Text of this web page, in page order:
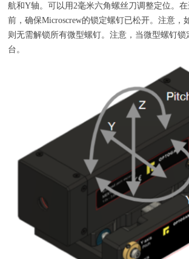
航和Y轴。可以用 2毫米六角螺丝刀调整定位。
前，确保Microscrew的锁定螺钉已松开。注意，
则无需解锁所有微型螺钉。注意，当微型螺钉锁
台。